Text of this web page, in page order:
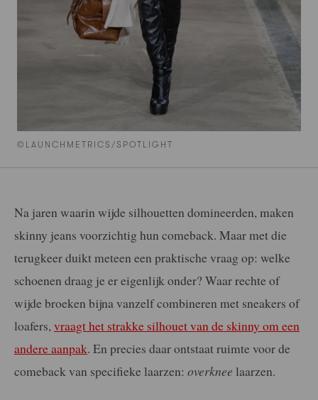
©LAUNCHMETRICS/SPOTLIGHT
Na jaren waarin wijde silhouetten domineerden, maken
skinny jeans voorzichtig hun comeback. Maar met die
terugkeer duikt meteen een praktische vraag op: welke
schoenen draag je er eigenlijk onder? Waar rechte of
wijde broeken bijna vanzelf combineren met sneakers of
loafers, vraagt het strakke silhouet van de skinny om een
andere aanpak. En precies daar ontstaat ruimte voor de
comeback van specifieke laarzen: overknee laarzen.